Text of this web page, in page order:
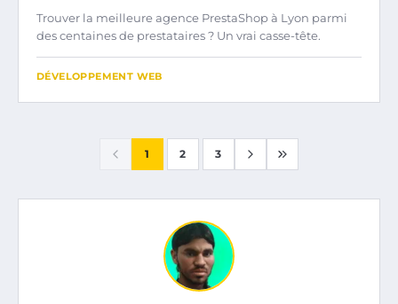
Trouver la meilleure agence PrestaShop à Lyon parmi
des centaines de prestataires ? Un vrai casse-tête.
DÉVELOPPEMENT WEB
1 2 3